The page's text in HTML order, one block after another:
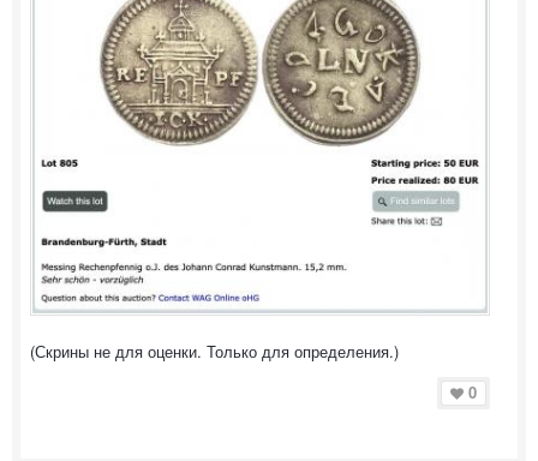
(Скрины не для оценки. Только для определения.)
0